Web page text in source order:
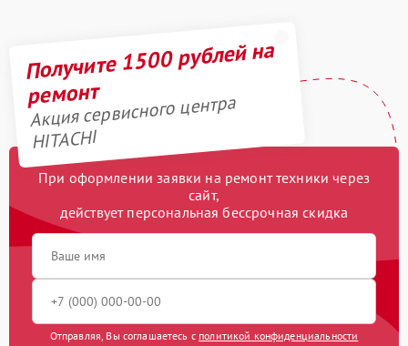
Получите 1500 рублей на
ремонт
Акция сервисного центра
HITACHI
При оформлении заявки на ремонт техники через
сайт,
действует персональная бессрочная скидка
Отправляя, Вы соглашаетесь с политикой конфиденциальности